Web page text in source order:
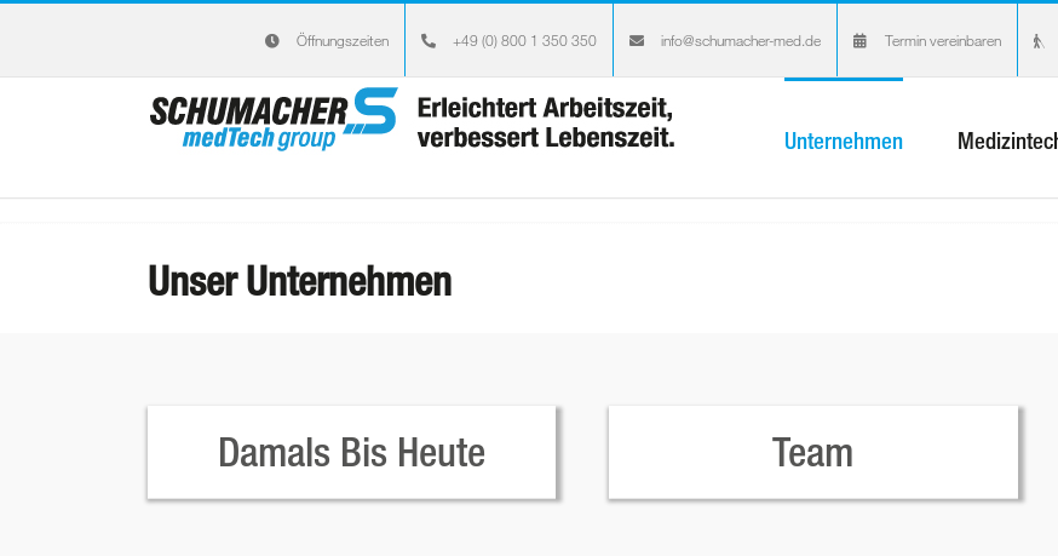
springen
Öffnungszeiten +49 (0) 800 1 350 350 info@schumacher-med.de Termin vereinbaren
Unternehmen
Unser Unternehmen
Damals Bis Heute Team